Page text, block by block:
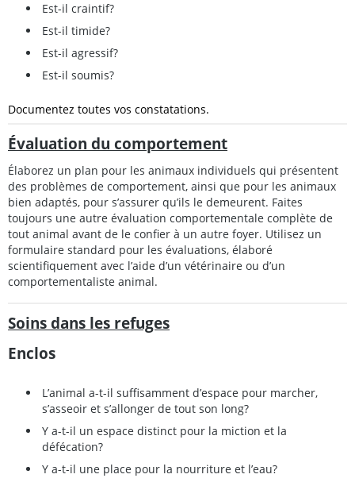
Est-il craintif?
Est-il timide?
Est-il agressif?
Est-il soumis?
Documentez toutes vos constatations.
Évaluation du comportement
Élaborez un plan pour les animaux individuels qui présentent
des problèmes de comportement, ainsi que pour les animaux
bien adaptés, pour s’assurer qu’ils le demeurent. Faites
toujours une autre évaluation comportementale complète de
tout animal avant de le confier à un autre foyer. Utilisez un
formulaire standard pour les évaluations, élaboré
scientifiquement avec l’aide d’un vétérinaire ou d’un
comportementaliste animal.
Soins dans les refuges
Enclos
L’animal a-t-il suffisamment d’espace pour marcher,
s’asseoir et s’allonger de tout son long?
Y a-t-il un espace distinct pour la miction et la
défécation?
Y a-t-il une place pour la nourriture et l’eau?